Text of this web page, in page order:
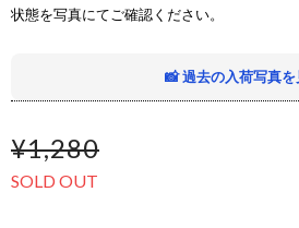
状態を写真にてご確認ください。
📸 過去の入荷写真を
¥1,280
SOLD OUT